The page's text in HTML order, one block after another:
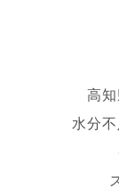
高
水分